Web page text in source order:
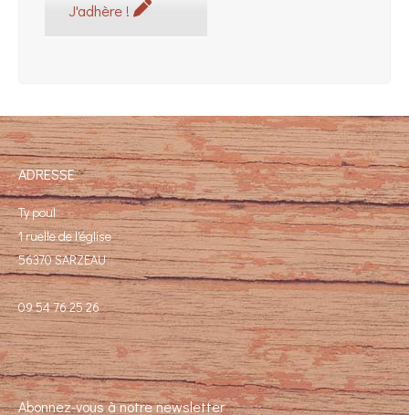
J'adhère !
ADRESSE
Ty poul
1 ruelle de l'église
56370 SARZEAU
09 54 76 25 26
Abonnez-vous à notre newsletter